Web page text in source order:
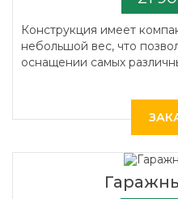
Конструкция имеет
небольшой вес, что
оснащении самых